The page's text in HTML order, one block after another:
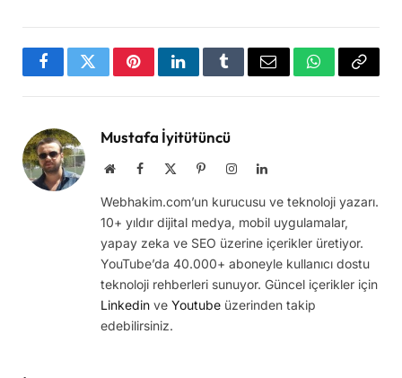
FacebookTwitterPinterestLinkedInTumblrEmail WhatsApp
Copy
Mustafa İyitütüncü
WebsiteFacebook PinterestInstagramLinkedIn
Webhakim.com’un kurucusu ve teknoloji yazarı.
10+ yıldır dijital medya, mobil uygulamalar,
yapay zeka ve SEO üzerine içerikler üretiyor.
YouTube’da 40.000+ aboneyle kullanıcı dostu
teknoloji rehberleri sunuyor. Güncel içerikler için
Linkedin ve Youtube üzerinden takip
edebilirsiniz.